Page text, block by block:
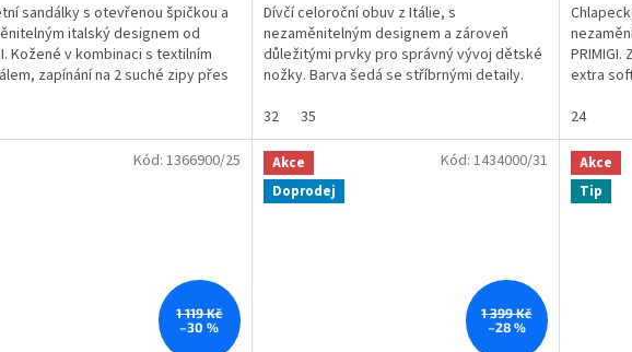
sandálky s otevřenou špičkou a
italský designem od
Kožené v kombinaci s textilním
zapínání na 2 suché zipy přes
Dívčí celoroční obuv z Itálie, s
nezaměnitelným designem a zároveň
důležitými prvky pro správný vývoj dětské
nožky. Barva šedá se stříbrnými detaily.
32
35
extra
24
1 119 Kč
–30 %
Kód: 1366900/25
Akce
Doprodej
1 399 Kč
–28 %
Kód: 1434000/31
Akce
Tip